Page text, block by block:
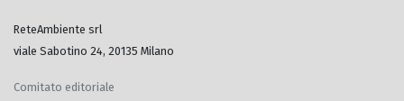
ReteAmbiente srl
viale Sabotino 24, 20135 Milano
Comitato editoriale